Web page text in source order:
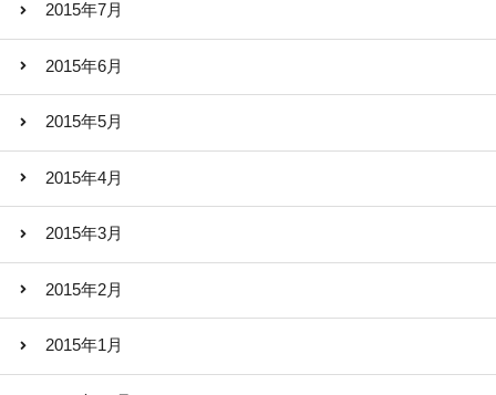
2015年7月
2015年6月
2015年5月
2015年4月
2015年3月
2015年2月
2015年1月